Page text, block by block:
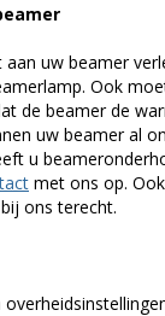
aan uw beamer
Ook
de beamer de
uw beamer al
u
met ons op.
ons terecht.